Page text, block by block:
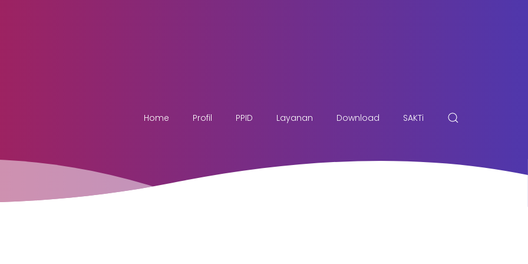
Home Profil PPID Layanan Download SAKTi